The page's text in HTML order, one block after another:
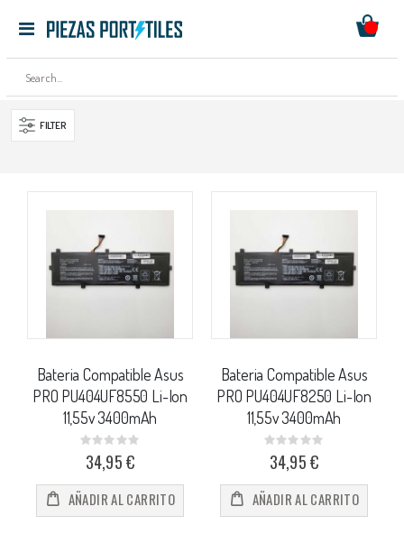
Toggle
FILTER
Bateria Compatible Asus
PRO PU404UF8550 Li-Ion
11,55v 3400mAh
Rating:
0%34,95 €
AÑADIR AL CARRITO
Bateria Compatible Asus
PRO PU404UF8250 Li-Ion
11,55v 3400mAh
Rating:
0%34,95 €
AÑADIR AL CARRITO